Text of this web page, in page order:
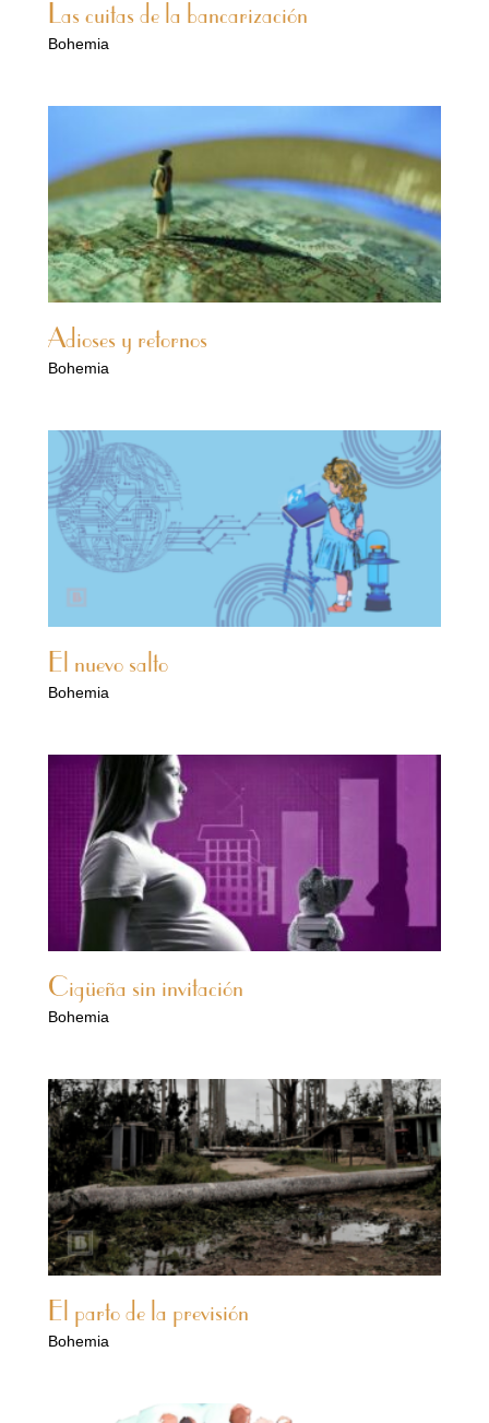
Las cuitas de la bancarización
Bohemia
Adioses y retornos
Bohemia
El nuevo salto
Bohemia
Cigüeña sin invitación
Bohemia
El parto de la previsión
Bohemia